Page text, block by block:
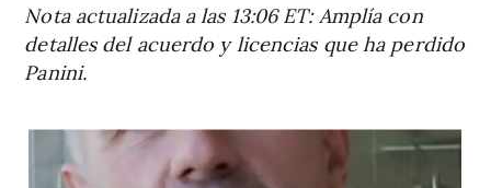
Nota actualizada a las 13:06 ET: Amplía con
detalles del acuerdo y licencias que ha perdido
Panini.